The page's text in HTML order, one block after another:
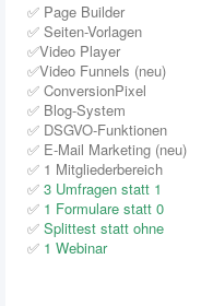
✅ Page Builder
✅ Seiten-Vorlagen
✅Video Player
✅Video Funnels (neu)
✅ ConversionPixel
✅ Blog-System
✅ DSGVO-Funktionen
✅ E-Mail Marketing (neu)
✅ 1 Mitgliederbereich
✅ 3 Umfragen statt 1
✅ 1 Formulare statt 0
✅ Splittest statt ohne
✅ 1 Webinar